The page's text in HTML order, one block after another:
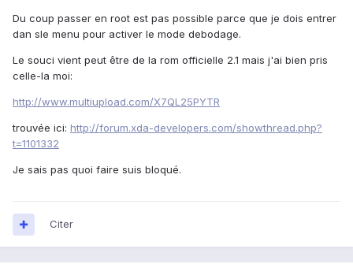
Du coup passer en root est pas possible parce que je dois entrer
dan sle menu pour activer le mode debodage.
Le souci vient peut être de la rom officielle 2.1 mais j'ai bien pris
celle-la moi:
http://www.multiupload.com/X7QL25PYTR
trouvée ici: http://forum.xda-developers.com/showthread.php?
t=1101332
Je sais pas quoi faire suis bloqué.
Citer